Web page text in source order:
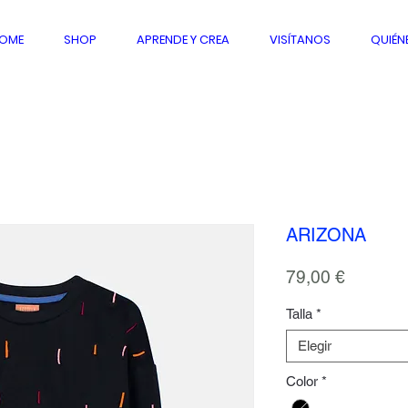
SHOP APRENDE Y CREA VISÍTANOS
ARIZONA
79,00 €Precio
Talla *
Elegir
Color *